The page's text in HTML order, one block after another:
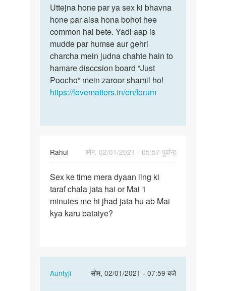
to
Mara
gf
ka
pass
jata
hi
Lund…
Mehra
Uttejna
hone
par
ya
sex
ki…
Uttejna hone par ya sex ki bhavna
hone par aisa hona bohot hee
common hai bete. Yadi aap is
mudde par humse aur gehri
charcha mein judna chahte hain to
hamare disccsion board “Just
Poocho” mein zaroor shamil ho!
https://lovematters.in/en/forum
Rahul
सोम, 02/01/2021 - 05:57 पूर्वान्ह
Sex
ke
time
mera
Sex ke time mera dyaan ling ki
taraf chala jata hai or Mai 1
minutes me hi jhad jata hu ab Mai
kya karu bataiye?
Auntyji
सोम, 02/01/2021 - 07:59 बजे
In